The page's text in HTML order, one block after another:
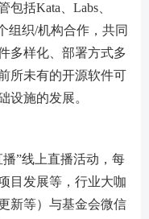
括Kata、Labs、
组织/机构合作，共同
多样化、部署方式多
所未有的开源软件可
设施的发展。
”线上直播活动，每
目发展等，行业大咖
新等）与基金会微信